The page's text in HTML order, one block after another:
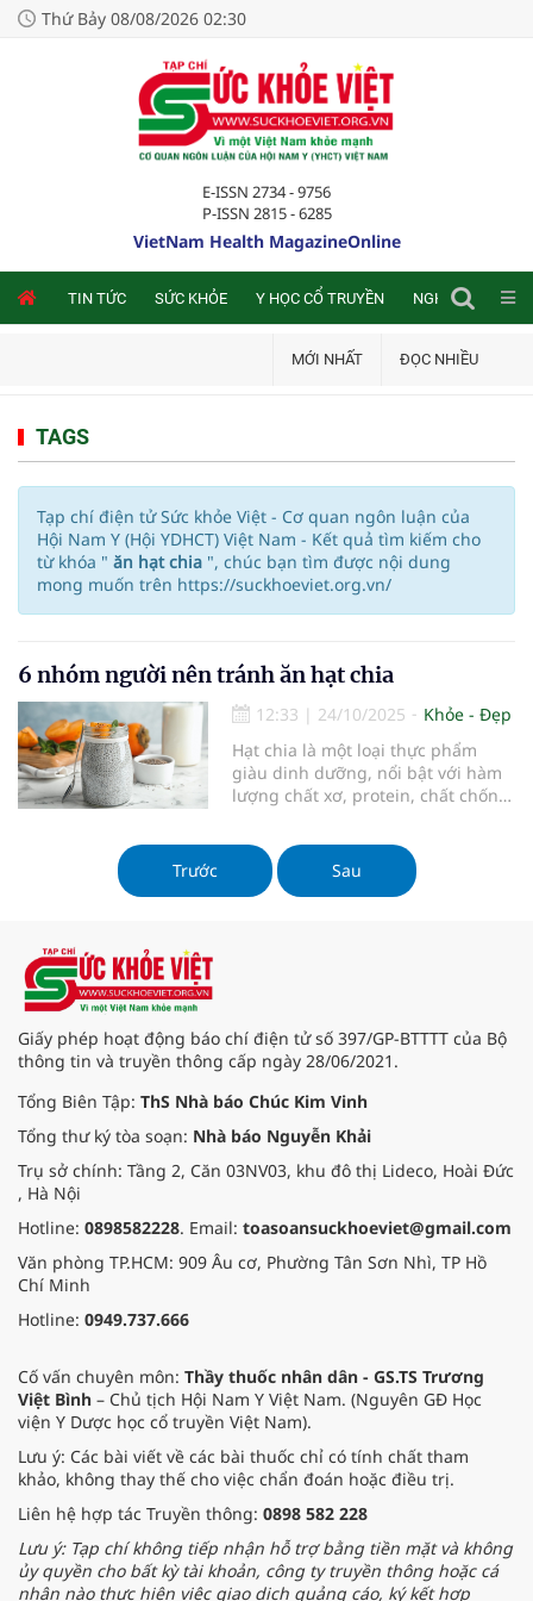
Thứ Bảy 08/08/2026 02:30
E-ISSN 2734 - 9756
P-ISSN 2815 - 6285
VietNam Health MagazineOnline
TIN TỨC SỨC KHỎE Y HỌC CỔ TRUYỀN NGHIÊN CỨU
MỚI NHẤT ĐỌC NHIỀU
TAGS
Tạp chí điện tử Sức khỏe Việt - Cơ quan ngôn luận của
Hội Nam Y (Hội YDHCT) Việt Nam - Kết quả tìm kiếm cho
từ khóa " ăn hạt chia ", chúc bạn tìm được nội dung
mong muốn trên https://suckhoeviet.org.vn/
6 nhóm người nên tránh ăn hạt chia
12:33 | 24/10/2025
Khỏe - Đẹp
Hạt chia là một loại thực phẩm
giàu dinh dưỡng, nổi bật với hàm
lượng chất xơ, protein, chất chống
khoáng chất thiết yếu. Nhờ những
giá trị dinh dưỡng này, hạt chia
mang lại nhiều lợi ích cho sức khỏe
Trước Sau
Giấy phép hoạt động báo chí điện tử số 397/GP-BTTTT của Bộ
thông tin và truyền thông cấp ngày 28/06/2021.
Tổng Biên Tập: ThS Nhà báo Chúc Kim Vinh
Tổng thư ký tòa soạn: Nhà báo Nguyễn Khải
Trụ sở chính: Tầng 2, Căn 03NV03, khu đô thị Lideco, Hoài Đức
, Hà Nội
Hotline: 0898582228. Email: toasoansuckhoeviet@gmail.com
Văn phòng TP.HCM: 909 Âu cơ, Phường Tân Sơn Nhì, TP Hồ
Chí Minh
Hotline: 0949.737.666
Cố vấn chuyên môn: Thầy thuốc nhân dân - GS.TS Trương
Việt Bình – Chủ tịch Hội Nam Y Việt Nam. (Nguyên GĐ Học
viện Y Dược học cổ truyền Việt Nam).
Lưu ý: Các bài viết về các bài thuốc chỉ có tính chất tham
khảo, không thay thế cho việc chẩn đoán hoặc điều trị.
Liên hệ hợp tác Truyền thông: 0898 582 228
Lưu ý: Tạp chí không tiếp nhận hỗ trợ bằng tiền mặt và không
ủy quyền cho bất kỳ tài khoản, công ty truyền thông hoặc cá
nhân nào thực hiện việc giao dịch quảng cáo, ký kết hợp